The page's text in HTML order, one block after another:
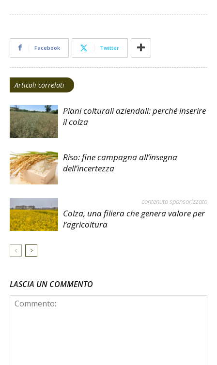
Facebook Twitter
Articoli correlati
Piani colturali aziendali: perché inserire
il colza
Riso: fine campagna all’insegna
dell’incertezza
contenuto sponsorizzato
Colza, una filiera che genera valore per
l’agricoltura
LASCIA UN COMMENTO